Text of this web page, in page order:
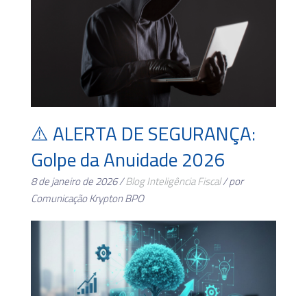
⚠️ ALERTA DE SEGURANÇA:
Golpe da Anuidade 2026
8 de janeiro de 2026 /BlogInteligência Fiscal/ por
Comunicação Krypton BPO